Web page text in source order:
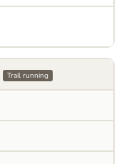
Trail running